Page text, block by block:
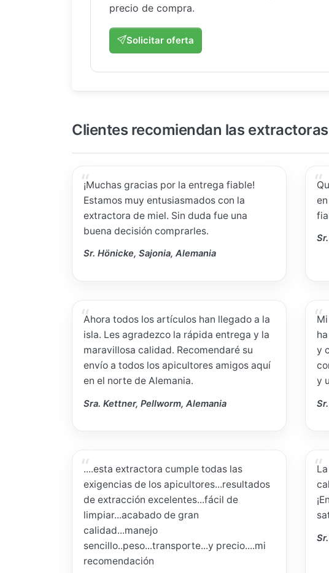
precio de compra.
Solicitar oferta
Clientes recomiendan las
¡Muchas gracias por la entrega fiable!
Estamos muy entusiasmados con la
extractora de miel. Sin duda fue una
buena decisión comprarles.
Sr. Hönicke, Sajonia, Alemania
Ahora todos los artículos han llegado a la
isla. Les agradezco la rápida entrega y la
maravillosa calidad. Recomendaré su
envío a todos los apicultores amigos aquí
en el norte de Alemania.
Sra. Kettner, Pellworm, Alemania
y
y
....esta extractora cumple todas las
exigencias de los apicultores...resultados
de extracción excelentes...fácil de
limpiar...acabado de gran
calidad...manejo
sencillo..peso...transporte...y precio....mi
recomendación